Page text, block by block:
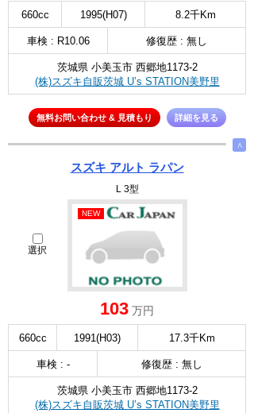
660cc 1995(H07) 8.2千Km
車検 : R10.06 修復歴 : 無し
茨城県 小美玉市 西郷地1173-2
(株)スズキ自販茨城 U’s STATION美野里
無料お問い合わせ & 見積もり 詳細を見る
∧
スズキ アルト ラパン
L 3型
選択
NEW
103 万円
660cc 1991(H03) 17.3千Km
車検 : - 修復歴 : 無し
茨城県 小美玉市 西郷地1173-2
(株)スズキ自販茨城 U’s STATION美野里